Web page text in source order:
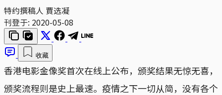
特约撰稿人 賈选凝
刊登于: 2020-05-08
收藏
香港电影金像奖首次在线上公布，颁奖结果无惊无喜，
颁奖流程则是史上最速。疫情之下一切从简，没有各个